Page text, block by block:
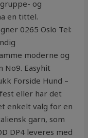
og
en tittel.
0265 Oslo Tel:
moderne og
No9. Easyhit
Forside Hund –
eller har det
enkelt valg for en
garn, som
DP4 leveres med